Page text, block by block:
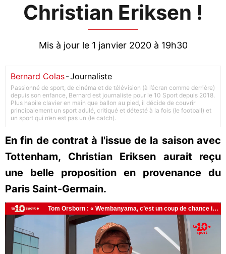
Christian Eriksen !
Mis à jour le 1 janvier 2020 à 19h30
Bernard Colas-Journaliste
Passionné de sport, de cinéma et de télévision (à l’écran comme derrière)
depuis son enfance, Bernard est journaliste pour le 10 Sport depuis 2018.
Plus habile clavier en main que ballon au pied, il décide de couvrir
principalement un sport adulé, critiqué et détesté à la fois (le football) et
un sport qui n’en est pas un (le catch).
En fin de contrat à l'issue de la saison avec
Tottenham, Christian Eriksen aurait reçu
une belle proposition en provenance du
Paris Saint-Germain.